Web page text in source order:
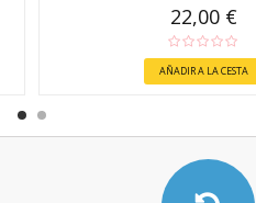
22,00 €
AÑADIR A LA CESTA